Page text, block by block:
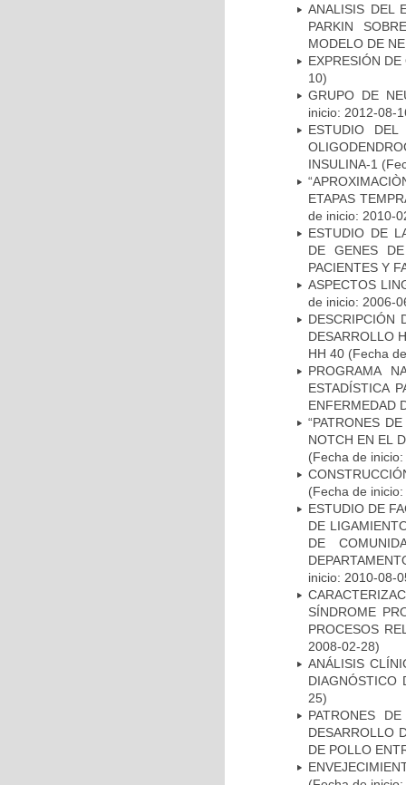
ANALISIS DEL
PARKIN
MODELO DE
EXPRESIÓN
10)
GRUPO DE
inicio: 2012-08-
ESTUDIO
INSULINA-1
ETAPAS
de inicio: 2010-
ESTUDIO DE
DE GENES
PACIENTES Y
ASPECTOS
de inicio: 2006-
DESCRIPCIÓN
DESARROLLO
HH 40 (Fecha
PROGRAMA
ESTADÍSTICA
ENFERMEDAD
“PATRONES
NOTCH EN EL
(Fecha de
(Fecha de
ESTUDIO DE
DE
DE
inicio: 2010-08-
SÍNDROME
PROCESOS
2008-02-28)
ANÁLISIS
DIAGNÓSTICO
25)
PATRONES
DESARROLLO
DE POLLO